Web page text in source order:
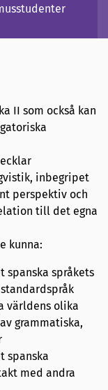
II som också kan
inbegripet
perspektiv och
till det egna
kunna:
spanska språkets
världens olika
grammatiska,
spanska
med andra